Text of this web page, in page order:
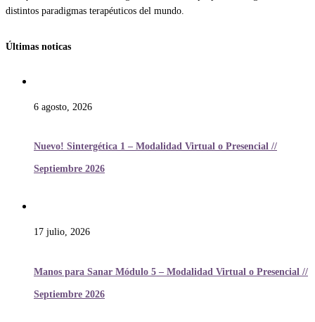
distintos paradigmas terapéuticos del mundo.
Últimas noticas
6 agosto, 2026
Nuevo! Sintergética 1 – Modalidad Virtual o Presencial //
Septiembre 2026
17 julio, 2026
Manos para Sanar Módulo 5 – Modalidad Virtual o Presencial //
Septiembre 2026